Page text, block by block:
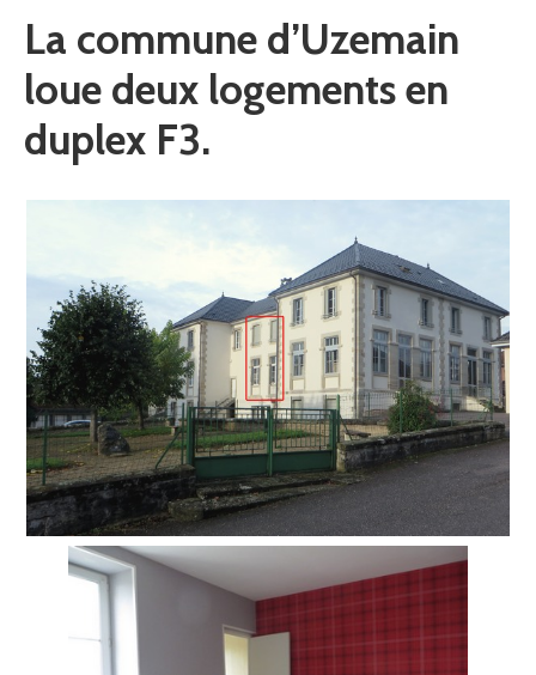
La commune d’Uzemain
loue deux logements en
duplex F3.